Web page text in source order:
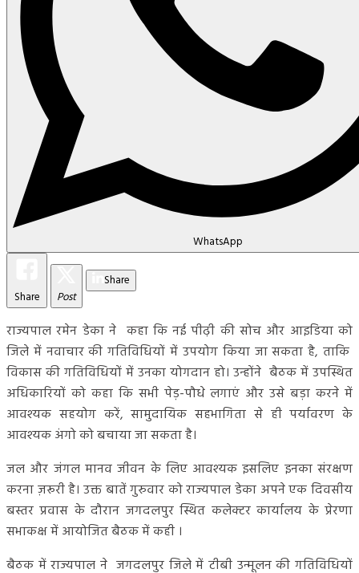
WhatsApp
Share Post
Share
राज्यपाल रमेन डेका ने कहा कि नई पीढ़ी की सोच और आइडिया को
जिले में नवाचार की गतिविधियों में उपयोग किया जा सकता है, ताकि
विकास की गतिविधियों में उनका योगदान हो। उन्होंने बैठक में उपस्थित
अधिकारियों को कहा कि सभी पेड़-पौधे लगाएं और उसे बड़ा करने में
आवश्यक सहयोग करें, सामुदायिक सहभागिता से ही पर्यावरण के
आवश्यक अंगो को बचाया जा सकता है।
जल और जंगल मानव जीवन के लिए आवश्यक इसलिए इनका संरक्षण
करना ज़रूरी है। उक्त बातें गुरुवार को राज्यपाल डेका अपने एक दिवसीय
बस्तर प्रवास के दौरान जगदलपुर स्थित कलेक्टर कार्यालय के प्रेरणा
सभाकक्ष में आयोजित बैठक में कही ।
बैठक में राज्यपाल ने जगदलपुर जिले में टीबी उन्मूलन की गतिविधियों